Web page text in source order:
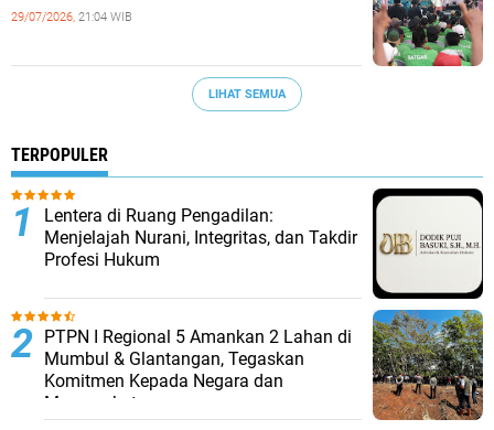
29/07/2026, 21:04 WIB
LIHAT SEMUA
TERPOPULER
​Lentera di Ruang Pengadilan:
Menjelajah Nurani, Integritas, dan Takdir
Profesi Hukum
PTPN I Regional 5 Amankan 2 Lahan di
Mumbul & Glantangan, Tegaskan
Komitmen Kepada Negara dan
Masyarakat